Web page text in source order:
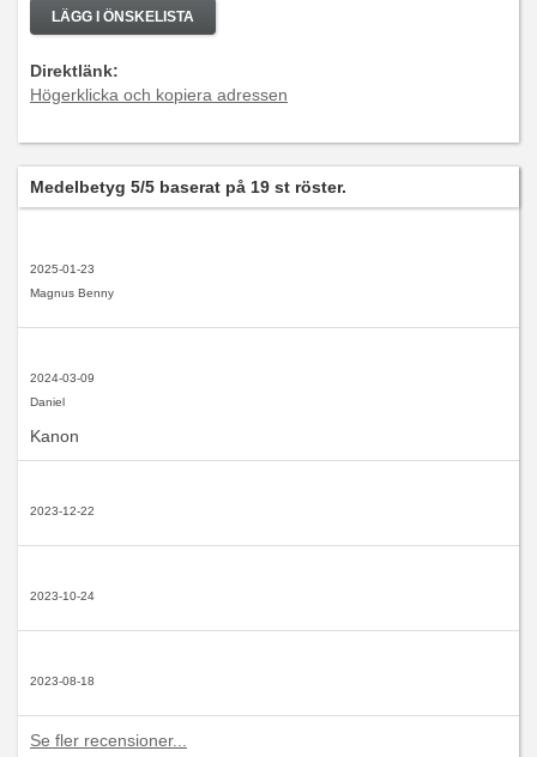
LÄGG I ÖNSKELISTA
Direktlänk:
Högerklicka och kopiera adressen
Medelbetyg 5/5 baserat på 19 st röster.
2025-01-23
Magnus Benny
2024-03-09
Daniel
Kanon
2023-12-22
2023-10-24
2023-08-18
Se fler recensioner...